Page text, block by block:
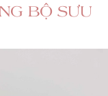
BỘ SƯU